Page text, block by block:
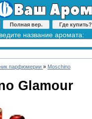
Полная вер. Где купить?
название аромата:
парфюмерии » Moschino
Glamour